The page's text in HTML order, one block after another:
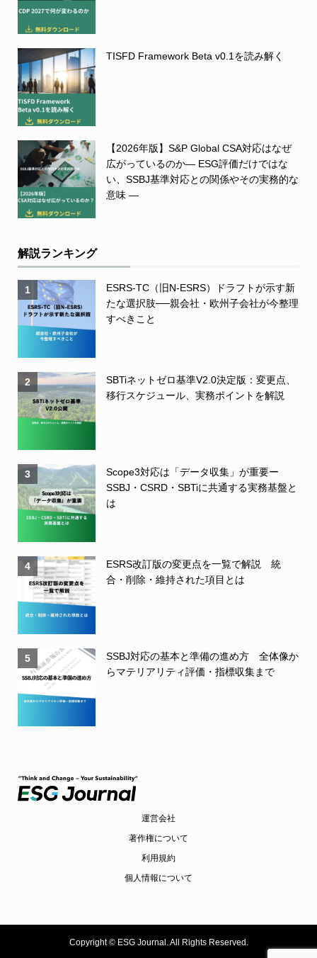
TISFD Framework Beta v0.1を読み解く
【2026年版】S&P Global CSA対応はなぜ
広がっているのか― ESG評価だけではな
い、SSBJ基準対応との関係やその実務的な
意味 ―
解説ランキング
1
ESRS-TC（旧N-ESRS）ドラフトが示す新
たな選択肢──親会社・欧州子会社が今整理
すべきこと
2
SBTiネットゼロ基準V2.0決定版：変更点、
移行スケジュール、実務ポイントを解説
3
Scope3対応は「データ収集」が重要ー
SSBJ・CSRD・SBTiに共通する実務基盤と
は
4
ESRS改訂版の変更点を一覧で解説 統
合・削除・維持された項目とは
5
SSBJ対応の基本と準備の進め方 全体像か
らマテリアリティ評価・指標収集まで
運営会社
著作権について
利用規約
個人情報について
Copyright ©ESG Journal. All Rights Reserved.